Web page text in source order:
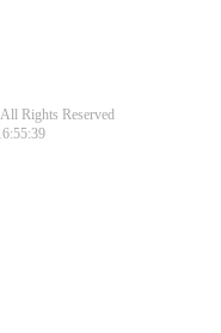
Rights Reserved